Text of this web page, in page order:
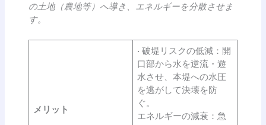
の土地（農地等）へ導き、エネルギーを分散させま
す。
メリット
• 破堤リスクの低減：開
口部から水を逆流・遊
水させ、本堤への水圧
を逃がして決壊を防
ぐ。
エネルギーの減衰：急